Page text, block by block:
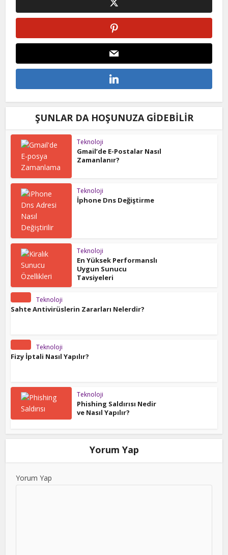
ŞUNLAR DA HOŞUNUZA GIDEBILIR
Teknoloji
Gmail’de E-Postalar Nasıl
Zamanlanır?
Teknoloji
İphone Dns Değiştirme
Teknoloji
En Yüksek Performanslı
Uygun Sunucu
Tavsiyeleri
Teknoloji
Sahte Antivirüslerin Zararları Nelerdir?
Teknoloji
Fizy İptali Nasıl Yapılır?
Teknoloji
Phishing Saldırısı Nedir
ve Nasıl Yapılır?
Yorum Yap
Yorum Yap